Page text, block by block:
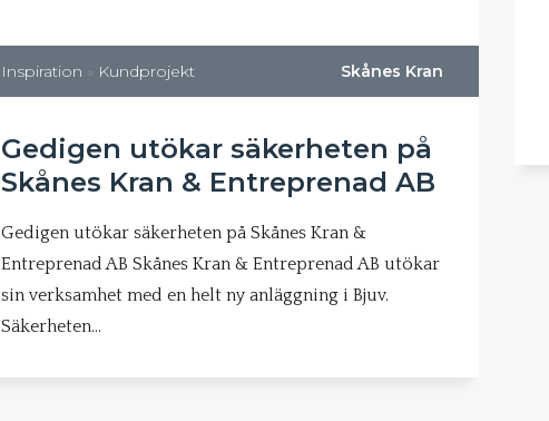
Inspiration » Kundprojekt Skånes Kran
Gedigen utökar säkerheten på
Skånes Kran & Entreprenad AB
Gedigen utökar säkerheten på Skånes Kran &
Entreprenad AB Skånes Kran & Entreprenad AB utökar
sin verksamhet med en helt ny anläggning i Bjuv.
Säkerheten…